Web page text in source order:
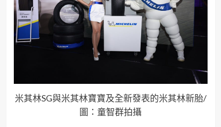
米其林SG與米其林寶寶及全新發表的米其林新胎/
圖：童智群拍攝